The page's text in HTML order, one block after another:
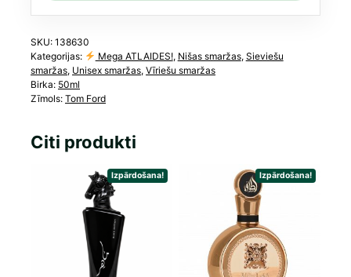
SKU: 138630
Kategorijas:
Mega ATLAIDES!, Nišas smaržas, Sieviešu
smaržas, Unisex smaržas, Vīriešu smaržas
Birka: 50ml
Zīmols: Tom Ford
Citi produkti
Izpārdošana! Izpārdošana!